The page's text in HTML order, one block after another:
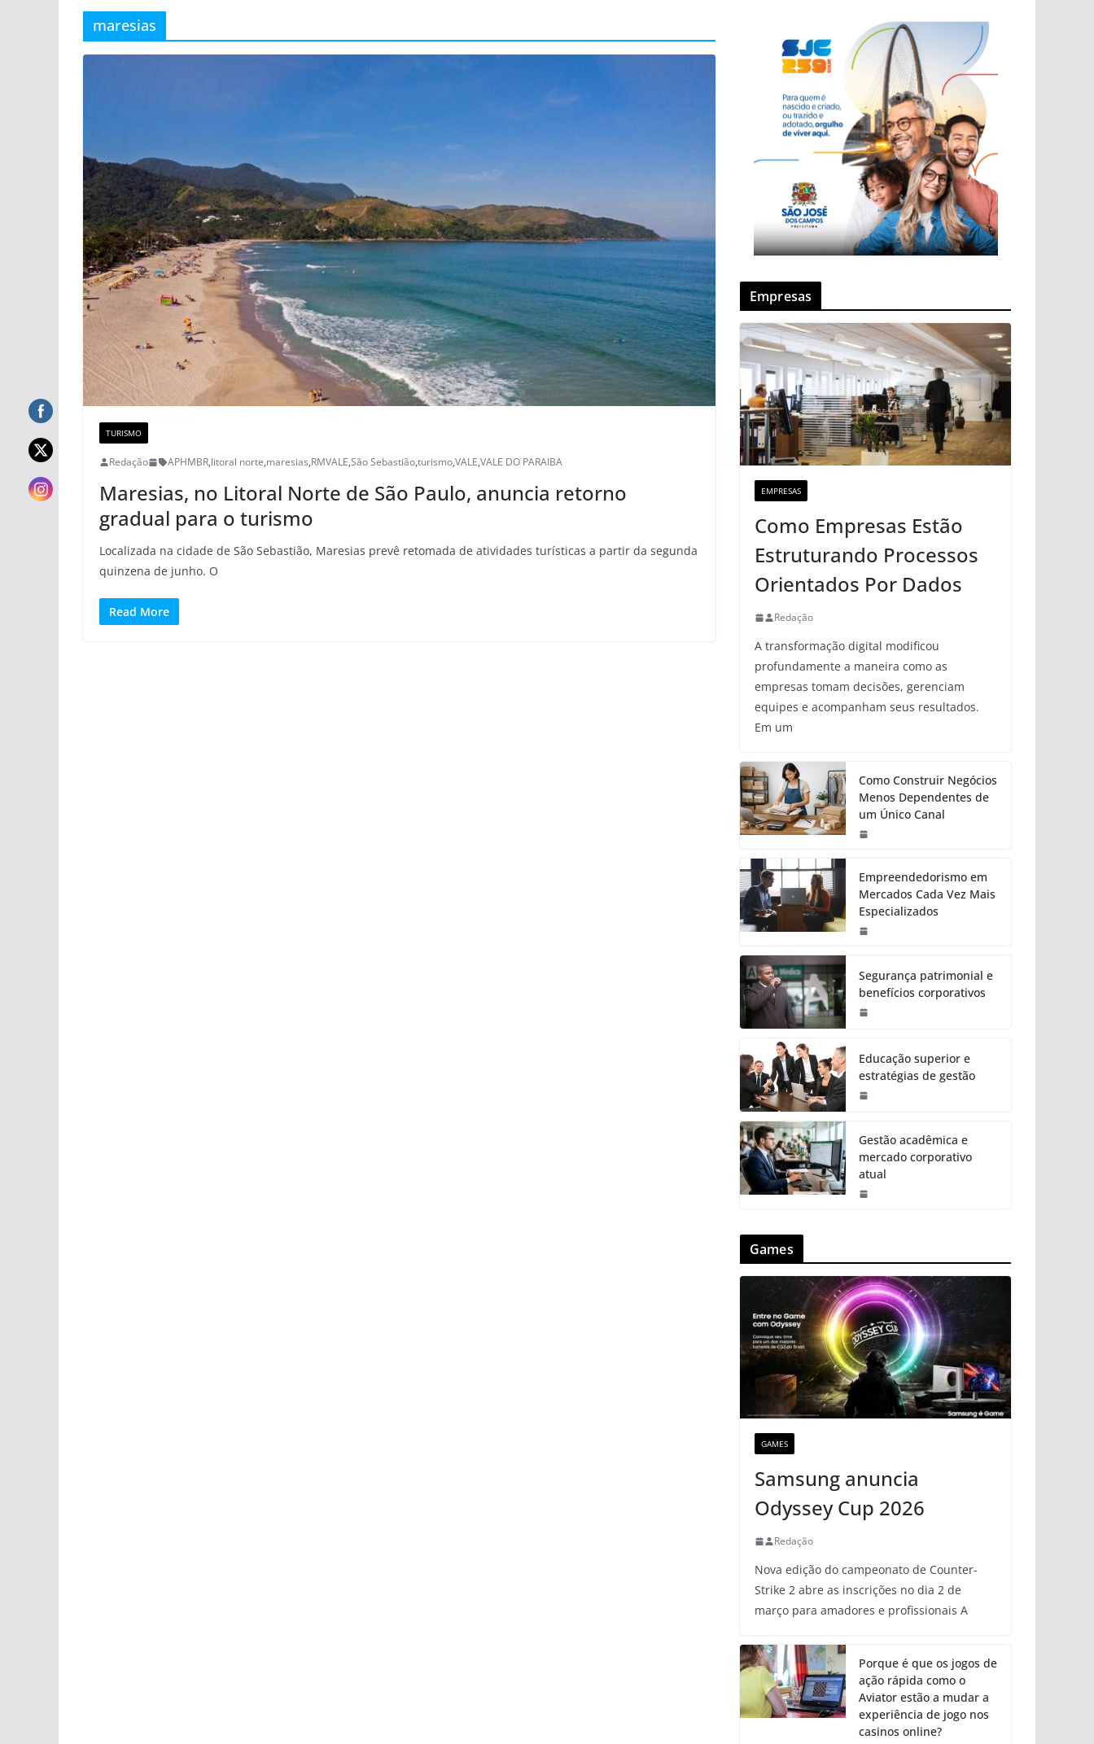
maresias
TURISMO
Redação APHMBR,litoral norte,maresias,RMVALE,São Sebastião,turismo,VALE,VALE DO PARAIBA
Maresias, no Litoral Norte de São Paulo, anuncia retorno
gradual para o turismo
Localizada na cidade de São Sebastião, Maresias prevê retomada de atividades turísticas a partir da segunda
quinzena de junho. O
Read More
Empresas
EMPRESAS
Como Empresas Estão
Estruturando Processos
Orientados Por Dados
Redação
A transformação digital modificou
profundamente a maneira como as
empresas tomam decisões, gerenciam
equipes e acompanham seus resultados.
Em um
Como Construir Negócios
Menos Dependentes de
um Único Canal
Empreendedorismo em
Mercados Cada Vez Mais
Especializados
Segurança patrimonial e
benefícios corporativos
Educação superior e
estratégias de gestão
Gestão acadêmica e
mercado corporativo
atual
Games
GAMES
Samsung anuncia
Odyssey Cup 2026
Redação
Nova edição do campeonato de Counter-
Strike 2 abre as inscrições no dia 2 de
março para amadores e profissionais A
Porque é que os jogos de
ação rápida como o
Aviator estão a mudar a
experiência de jogo nos
casinos online?